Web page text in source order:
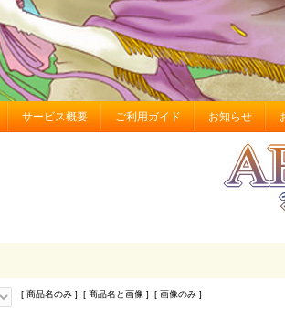
サービス概要 ご利用ガイド お知らせ
[ 商品名のみ ] [ 商品名と画像 ] [ 画像のみ ]